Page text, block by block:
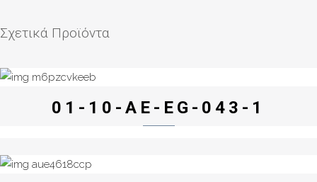
Σχετικά Προϊόντα
01-10-AE-EG-043-1